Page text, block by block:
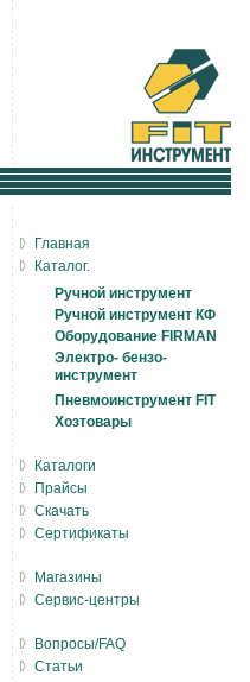
Главная
Каталог.
Ручной инструмент
Ручной инструмент КФ
Оборудование FIRMAN
Электро- бензо-
инструмент
Пневмоинструмент FIT
Хозтовары
Каталоги
Прайсы
Скачать
Сертификаты
Магазины
Сервис-центры
Вопросы/FAQ
Статьи